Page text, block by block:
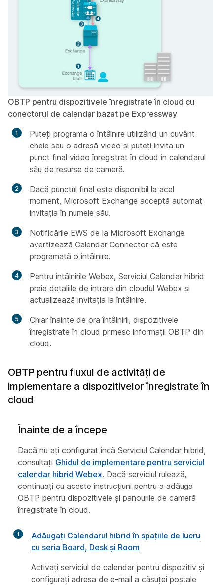
OBTP pentru dispozitivele înregistrate în cloud cu
conectorul de calendar bazat pe Expressway
Puteți programa o întâlnire utilizând un cuvânt
cheie sau o adresă video și puteți invita un
punct final video înregistrat în cloud în calendarul
său de resurse de cameră.
Dacă punctul final este disponibil la acel
moment, Microsoft Exchange acceptă automat
invitația în numele său.
Notificările EWS de la Microsoft Exchange
avertizează Calendar Connector că este
programată o întâlnire.
Pentru întâlnirile Webex, Serviciul Calendar hibrid
preia detaliile de intrare din cloudul Webex și
actualizează invitația la întâlnire.
Chiar înainte de ora întâlnirii, dispozitivele
înregistrate în cloud primesc informații OBTP din
cloud.
OBTP pentru fluxul de activități de
implementare a dispozitivelor înregistrate în
cloud
Înainte de a începe
Dacă nu ați configurat încă Serviciul Calendar hibrid,
consultați Ghidul de implementare pentru serviciul
calendar hibrid Webex. Dacă serviciul rulează,
continuați cu aceste instrucțiuni pentru a adăuga
OBTP pentru dispozitivele și panourile de cameră
înregistrate în cloud.
1
Adăugați Calendarul hibrid în spațiile de lucru
cu seria Board, Desk și Room
Activați serviciul de calendar pentru dispozitiv și
configurați adresa de e-mail a căsuței poștale